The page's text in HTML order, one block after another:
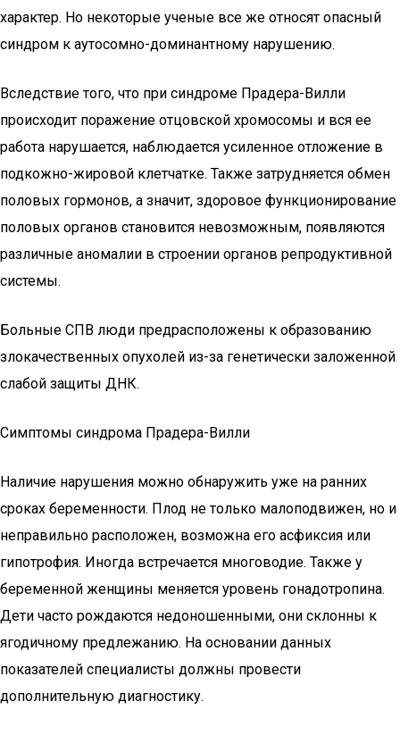
характер. Но некоторые ученые все же относят опасный
синдром к аутосомно-доминантному нарушению.
Вследствие того, что при синдроме Прадера-Вилли
происходит поражение отцовской хромосомы и вся ее
работа нарушается, наблюдается усиленное отложение в
подкожно-жировой клетчатке. Также затрудняется обмен
половых гормонов, а значит, здоровое функционирование
половых органов становится невозможным, появляются
различные аномалии в строении органов репродуктивной
системы.
Больные СПВ люди предрасположены к образованию
злокачественных опухолей из-за генетически заложенной
слабой защиты ДНК.
Симптомы синдрома Прадера-Вилли
Наличие нарушения можно обнаружить уже на ранних
сроках беременности. Плод не только малоподвижен, но и
неправильно расположен, возможна его асфиксия или
гипотрофия. Иногда встречается многоводие. Также у
беременной женщины меняется уровень гонадотропина.
Дети часто рождаются недоношенными, они склонны к
ягодичному предлежанию. На основании данных
показателей специалисты должны провести
дополнительную диагностику.